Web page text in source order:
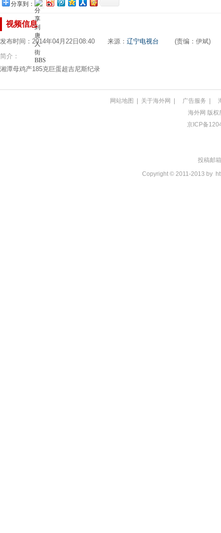
分享到：
视频信息
发布时间：2014年04月22日08:40 来源： 辽宁电视台 (责编：伊斌)
简介：
湘潭母鸡产185克巨蛋超吉尼斯纪录
网站地图 | 关于海外网 | 广告服务 |
海外网 版权
京ICP备
投稿邮
Copyright © 2011-2013 by